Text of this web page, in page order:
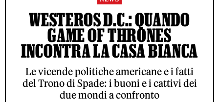
WESTEROS D.C.: QUANDO
GAME OF THRONES
INCONTRA LA CASA BIANCA
Le vicende politiche americane e i fatti
del Trono di Spade: i buoni e i cattivi dei
due mondi a confronto